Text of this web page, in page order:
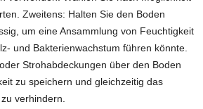
Zweitens: Halten Sie den Boden
um eine Ansammlung von Feuchtigkeit
und Bakterienwachstum führen könnte.
Strohabdeckungen über den Boden
zu speichern und gleichzeitig das
verhindern.